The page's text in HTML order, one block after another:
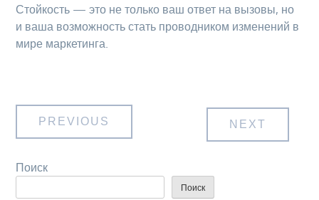
Стойкость — это не только ваш ответ на вызовы, но
и ваша возможность стать проводником изменений в
мире маркетинга.
Навигация
по
PREVIOUS NEXT
Поиск
Поиск